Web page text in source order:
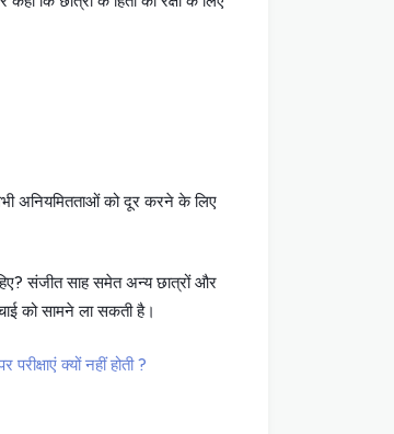
अनियमितताओं को दूर करने के लिए
संजीत साह समेत अन्य छात्रों और
को सामने ला सकती है।
क्यों नहीं होती ?